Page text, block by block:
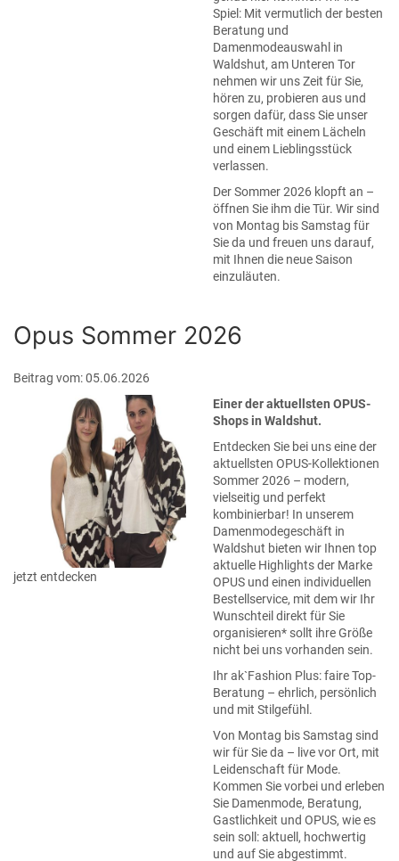
Spiel: Mit vermutlich der besten
Beratung und
Damenmodeauswahl in
Waldshut, am Unteren Tor
nehmen wir uns Zeit für Sie,
hören zu, probieren aus und
sorgen dafür, dass Sie unser
Geschäft mit einem Lächeln
und einem Lieblingsstück
verlassen.
Der Sommer 2026 klopft an –
öffnen Sie ihm die Tür. Wir sind
von Montag bis Samstag für
Sie da und freuen uns darauf,
mit Ihnen die neue Saison
einzuläuten.
Opus Sommer 2026
Beitrag vom: 05.06.2026
jetzt entdecken
Einer der aktuellsten OPUS-
Shops in Waldshut.
Entdecken Sie bei uns eine der
aktuellsten OPUS-Kollektionen
Sommer 2026 – modern,
vielseitig und perfekt
kombinierbar! In unserem
Damenmodegeschäft in
Waldshut bieten wir Ihnen top
aktuelle Highlights der Marke
OPUS und einen individuellen
Bestellservice, mit dem wir Ihr
Wunschteil direkt für Sie
organisieren* sollt ihre Größe
nicht bei uns vorhanden sein.
Ihr ak`Fashion Plus: faire Top-
Beratung – ehrlich, persönlich
und mit Stilgefühl.
Von Montag bis Samstag sind
wir für Sie da – live vor Ort, mit
Leidenschaft für Mode.
Kommen Sie vorbei und erleben
Sie Damenmode, Beratung,
Gastlichkeit und OPUS, wie es
sein soll: aktuell, hochwertig
und auf Sie abgestimmt.